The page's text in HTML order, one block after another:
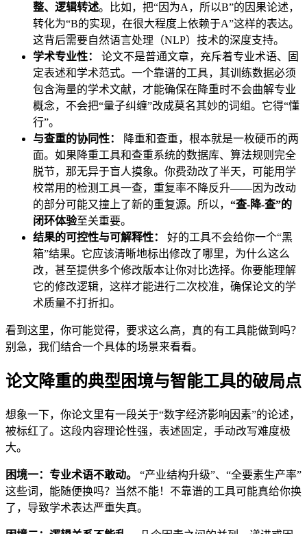
整、逻辑转述。比如，把“因为A，所以B”的因果论述，
转化为“B的实现，在很大程度上依赖于A”这样的表达。
这背后需要自然语言处理（NLP）技术的深度支持。
学术专业性：
论文不是普通文章，充斥着专业术语、固
定表述和学术范式。一个靠谱的工具，其训练数据必须
包含海量的学术文献，才能确保在降重时不会曲解专业
概念，不会把“量子纠缠”改成莫名其妙的词组。它得“懂
行”。
与查重的协同性：
降重和查重，根本就是一枚硬币的两
面。如果降重工具和查重系统的数据库、算法规则完全
脱节，那无异于盲人摸象。你费劲改了半天，可能用学
校常用的检测工具一查，重复率不降反升——因为改动
的部分可能又撞上了新的重复源。所以， “查-降-查”的
闭环体验至关重要。
结果的可控性与可解释性：
好的工具不会给你一个“黑
箱”结果。它应该清晰地标出修改了哪里，为什么这么
改，甚至提供多个修改版本让你对比选择。你要能理解
它的修改逻辑，这样才能进行二次校准，确保论文的学
术质量不打折扣。
看到这里，你可能觉得，要求这么高，真的有工具能做到吗？
别急，我们结合一个具体的场景来看看。
论文降重的典型困境与智能工具的破局点
想象一下，你论文里有一段关于“数字经济影响因素”的论述，
被标红了。这段内容理论性强，表述固定，手动改写难度极
大。
困境一：专业术语不敢动。
“产业结构升级”、“全要素生产率”
这些词，能随便换吗？当然不能！不靠谱的工具可能真给你换
了，导致学术表达严重失真。